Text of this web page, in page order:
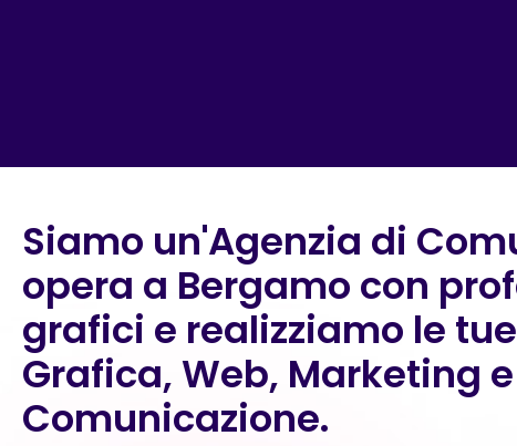
Siamo un'Agenzia di
opera a Bergamo con
grafici e realizziamo le
Grafica, Web, Marketing
Comunicazione.